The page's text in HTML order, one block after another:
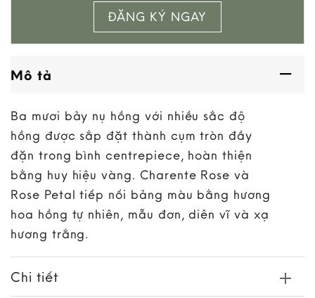
ĐĂNG KÝ NGAY
Mô tả
Ba mươi bảy nụ hồng với nhiều sắc độ
hồng được sắp đặt thành cụm tròn đầy
đặn trong bình centrepiece, hoàn thiện
bằng huy hiệu vàng. Charente Rose và
Rose Petal tiếp nối bảng màu bằng hương
hoa hồng tự nhiên, mẫu đơn, diên vĩ và xạ
hương trắng.
Chi tiết